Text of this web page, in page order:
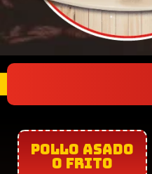
POLLO ASADO
O FRITO